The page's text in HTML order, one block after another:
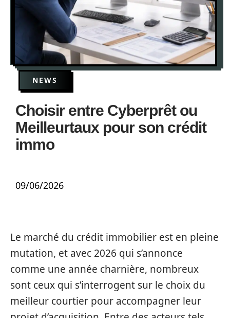
NEWS
Choisir entre Cyberprêt ou
Meilleurtaux pour son crédit
immo
09/06/2026
Le marché du crédit immobilier est en pleine
mutation, et avec 2026 qui s’annonce
comme une année charnière, nombreux
sont ceux qui s’interrogent sur le choix du
meilleur courtier pour accompagner leur